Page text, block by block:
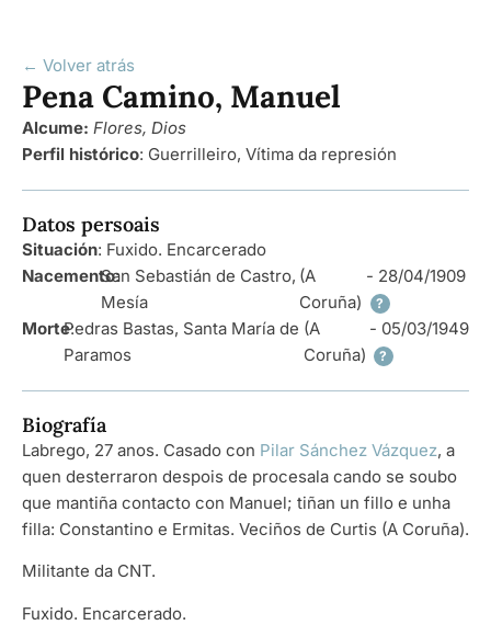
← Volver atrás
Pena Camino, Manuel
Alcume: Flores, Dios
Perfil histórico: Guerrilleiro, Vítima da represión
Datos persoais
Situación: Fuxido. Encarcerado
Nacemento:
San Sebastián de Castro,
Mesía
(A
Coruña)
- 28/04/1909
?
Morte:
Pedras Bastas, Santa María de
Paramos
(A
Coruña)
- 05/03/1949
?
Biografía
Labrego, 27 anos. Casado con Pilar Sánchez Vázquez, a
quen desterraron despois de procesala cando se soubo
que mantiña contacto con Manuel; tiñan un fillo e unha
filla: Constantino e Ermitas. Veciños de Curtis (A Coruña).
Militante da CNT.
Fuxido. Encarcerado.